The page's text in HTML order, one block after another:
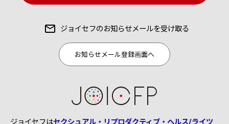
ジョイセフのお知らせメールを受け取る
お知らせメール登録画面へ
ジョイセフはセクシュアル・リプロダクティブ・ヘルス/ライツ